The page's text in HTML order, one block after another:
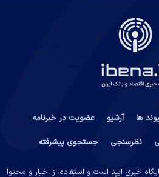
ها آرشیو
عضویت در خبرنامه
نظرسنجی جستجوی پیشرفته
خبری ایبِنا است و استفاده از اخبار و محتوا